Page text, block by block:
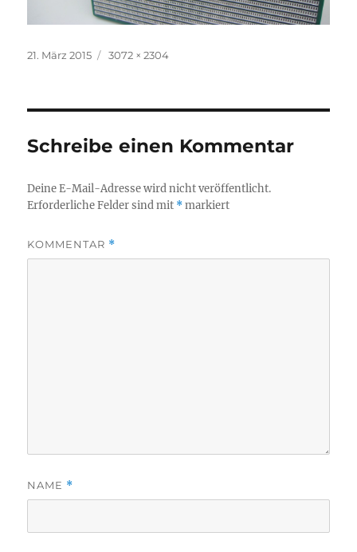
Veröffentlicht
21. März 2015
Volle
3072 × 2304
Schreibe einen Kommentar
Deine E-Mail-Adresse wird nicht veröffentlicht.
Erforderliche Felder sind mit *markiert
KOMMENTAR *
NAME *